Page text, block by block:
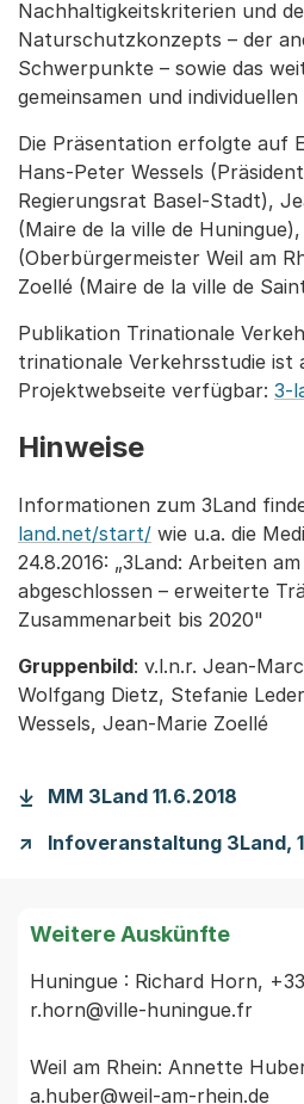
Nachhaltigkeitskriterien und
Naturschutzkonzepts – der
Schwerpunkte – sowie das
gemeinsamen und
Die Präsentation erfolgte auf
Hans-Peter Wessels
Regierungsrat Basel-Stadt),
(Maire de la ville de
(Oberbürgermeister Weil am
Zoellé (Maire de la ville de
Publikation Trinationale
trinationale Verkehrsstudie ist
Projektwebseite verfügbar: 3-
Hinweise
Informationen zum 3Land
land.net/start/ wie u.a. die
24.8.2016: „3Land: Arbeiten
abgeschlossen – erweiterte
Zusammenarbeit bis 2020"
Gruppenbild: v.l.n.r. Jean-
Wolfgang Dietz, Stefanie
Wessels, Jean-Marie Zoellé
MM 3Land 11.6.2018
Infoveranstaltung 3Land,
Weitere Auskünfte
Huningue : Richard Horn,
r.horn@ville-huningue.fr
Weil am Rhein: Annette
a.huber@weil-am-rhein.de